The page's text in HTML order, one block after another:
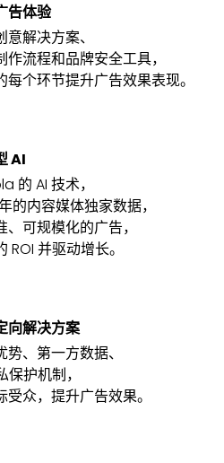
告体验
解决方案、
作流程和品牌安全工具，
个环节提升广告效果表现。
AI
的 AI 技术，
的内容媒体独家数据，
可规模化的广告，
ROI 并驱动增长。
向解决方案
、第一方数据、
保护机制，
众，提升广告效果。